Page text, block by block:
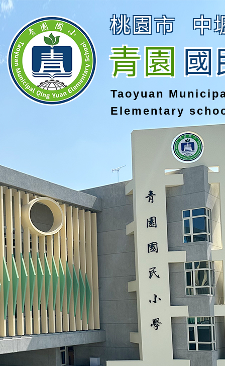
桃園市 中
青園國
Taoyuan
Elementary